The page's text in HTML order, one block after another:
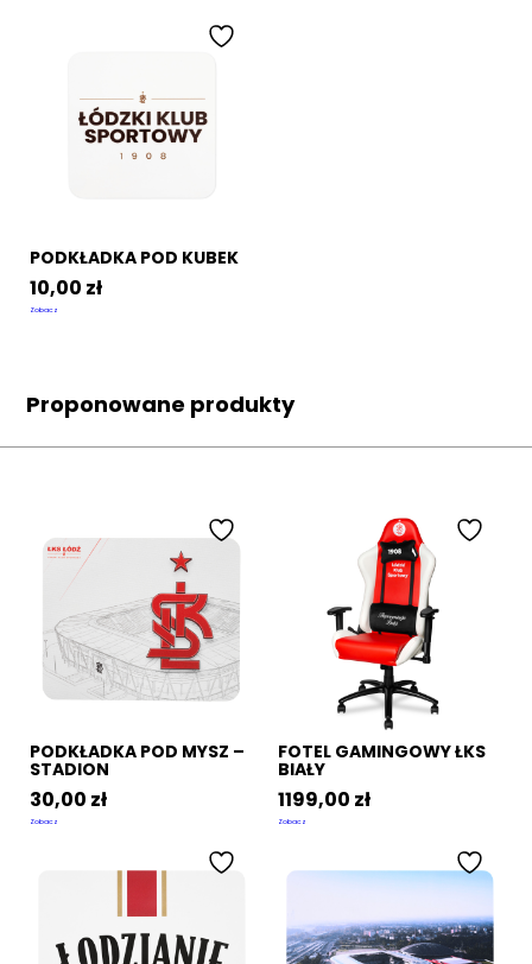
PODKŁADKA POD KUBEK
10,00 zł
Zobacz
Proponowane produkty
PODKŁADKA POD MYSZ –
STADION
30,00 zł
Zobacz
FOTEL GAMINGOWY ŁKS
BIAŁY
1199,00 zł
Zobacz